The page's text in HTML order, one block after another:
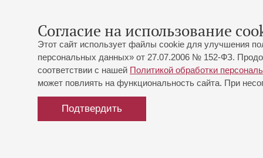
Согласие на использование
Этот сайт использует файлы cookie для улучшения
персональных данных» от 27.07.2006 № 152-ФЗ.
соответствии с нашей Политикой обработки
может повлиять на функциональность сайта. При
Подтвердить